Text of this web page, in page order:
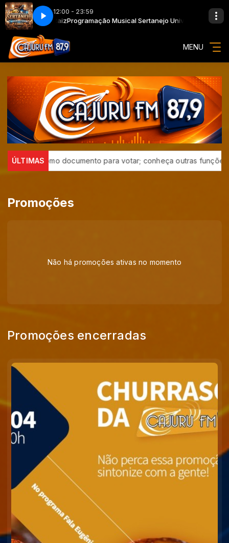
12:00 - 23:59
e RaizProgramação Musical Sertanejo Universitário e Raiz
MENU
ÚLTIMAS
serve como documento para votar; conheça outras funções
Promoções
Não há promoções ativas no momento
Promoções encerradas